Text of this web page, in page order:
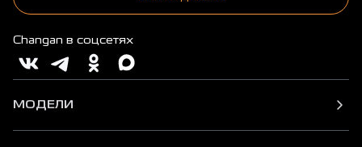
Changan в соцсетях
МОДЕЛИ